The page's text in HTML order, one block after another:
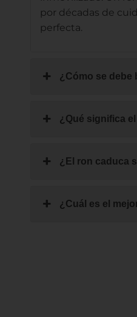
por décadas de
perfecta.
¿Cómo se debe
¿Qué significa
¿El ron caduca
¿Cuál es el